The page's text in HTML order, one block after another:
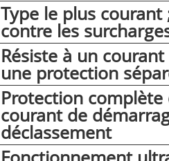
Type le plus
contre les
Résiste à un
une protection
Protection
courant de
déclassement